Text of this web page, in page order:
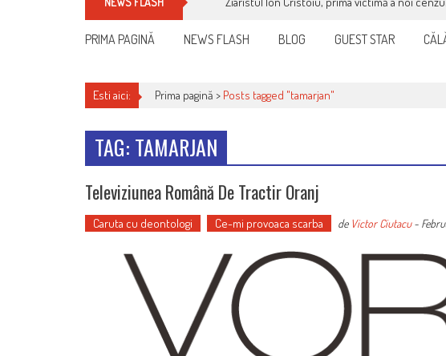
PRIMA PAGINĂ NEWS FLASH BLOG GUEST STAR
Esti aici: Prima pagină > Posts tagged "tamarjan"
TAG: TAMARJAN
Televiziunea Română De Tractir Oranj
Caruta cu deontologi Ce-mi provoaca scarba de Victor Ciutacu-